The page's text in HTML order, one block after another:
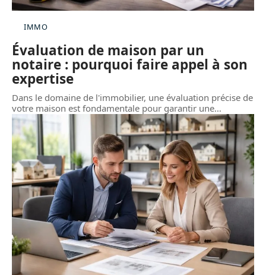
IMMO
Évaluation de maison par un
notaire : pourquoi faire appel à son
expertise
Dans le domaine de l'immobilier, une évaluation précise de
votre maison est fondamentale pour garantir une…